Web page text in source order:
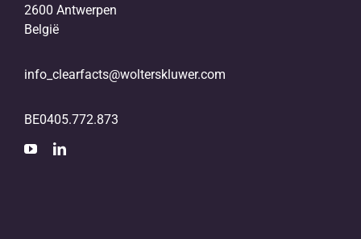
2600 Antwerpen
België
info_clearfacts@wolterskluwer.com
BE0405.772.873